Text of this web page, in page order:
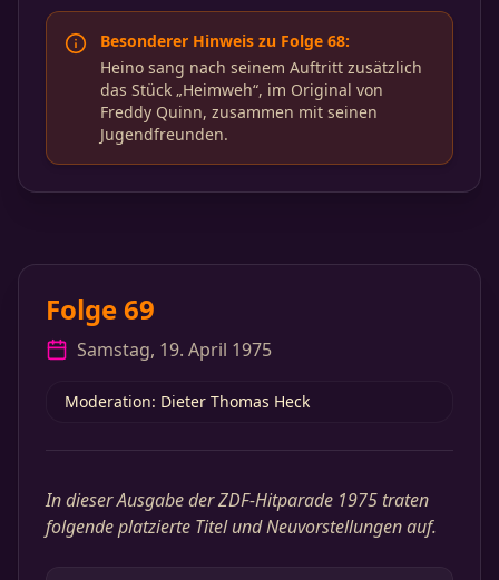
Besonderer Hinweis zu Folge 68:
Heino sang nach seinem Auftritt zusätzlich
das Stück „Heimweh“, im Original von
Freddy Quinn, zusammen mit seinen
Jugendfreunden.
Folge 69
Samstag, 19. April 1975
Moderation: Dieter Thomas Heck
In dieser Ausgabe der ZDF-Hitparade 1975 traten
folgende platzierte Titel und Neuvorstellungen auf.